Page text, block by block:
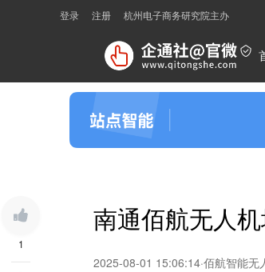
登录 注册 杭州电子商务研究院主办
1
南通佰航无人
2025-08-01 15:06:14·佰航智能无